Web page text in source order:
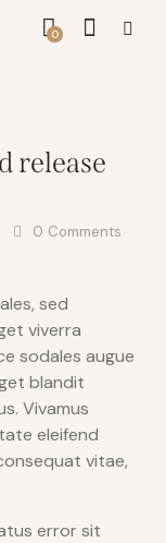
0
release
0 Comments
sed
viverra
sodales augue
blandit
Vivamus
eleifend
vitae,
error sit